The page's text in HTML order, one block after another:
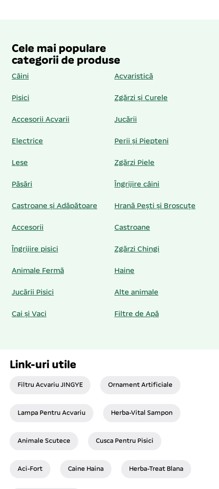
Cele mai populare
categorii de produse
Câini Acvaristică
Pisici Zgărzi și Curele
Accesorii Acvarii Jucării
Electrice Perii și Piepteni
Lese Zgărzi Piele
Păsări Îngrijire câini
Castroane și Adăpătoare Hrană Pești și Broscuțe
Accesorii Castroane
Îngrijire pisici Zgărzi Chingi
Animale Fermă Haine
Jucării Pisici Alte animale
Cai și Vaci Filtre de Apă
Link-uri utile
Filtru Acvariu JINGYE Ornament Artificiale
Lampa Pentru Acvariu Herba-Vital Sampon
Animale Scutece Cusca Pentru Pisici
Aci-Fort Caine Haina Herba-Treat Blana